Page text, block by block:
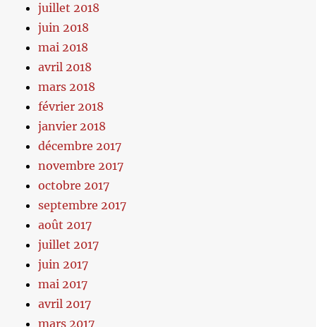
juillet 2018
juin 2018
mai 2018
avril 2018
mars 2018
février 2018
janvier 2018
décembre 2017
novembre 2017
octobre 2017
septembre 2017
août 2017
juillet 2017
juin 2017
mai 2017
avril 2017
mars 2017